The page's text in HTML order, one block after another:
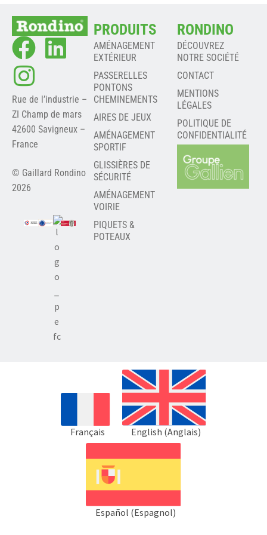
Rue de l’industrie –
ZI Champ de mars
42600 Savigneux –
France
© Gaillard Rondino
2026
PRODUITS
AMÉNAGEMENT
EXTÉRIEUR
PASSERELLES
PONTONS
CHEMINEMENTS
AIRES DE JEUX
AMÉNAGEMENT
SPORTIF
GLISSIÈRES DE
SÉCURITÉ
AMÉNAGEMENT
VOIRIE
PIQUETS &
POTEAUX
RONDINO
DÉCOUVREZ
NOTRE SOCIÉTÉ
CONTACT
MENTIONS
LÉGALES
POLITIQUE DE
CONFIDENTIALITÉ
Français English (Anglais)
Español (Espagnol)